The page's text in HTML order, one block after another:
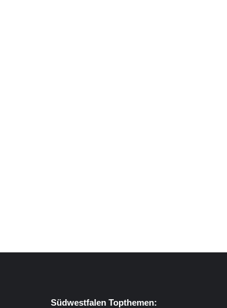
Südwestfalen Topthemen: